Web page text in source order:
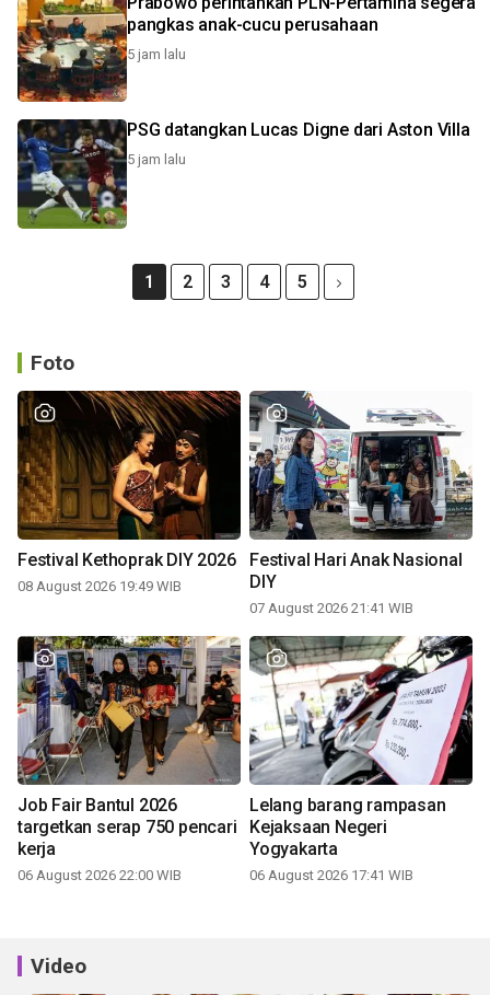
pangkas anak-cucu perusahaan
5 jam lalu
PSG datangkan Lucas Digne dari Aston Villa
5 jam lalu
1 2 3 4 5
Foto
Festival Kethoprak DIY 2026
08 August 2026 19:49 WIB
Festival Hari Anak Nasional
DIY
07 August 2026 21:41 WIB
Job Fair Bantul 2026
targetkan serap 750 pencari
kerja
06 August 2026 22:00 WIB
Lelang barang rampasan
Kejaksaan Negeri
Yogyakarta
06 August 2026 17:41 WIB
Video